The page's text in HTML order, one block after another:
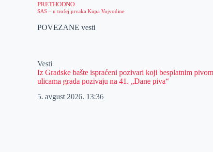
PRETHODNO
SAS – u trofej prvaka Kupa Vojvodine
POVEZANE vesti
Vesti
Iz Gradske bašte ispraćeni pozivari koji besplatnim pivom
ulicama grada pozivaju na 41. „Dane piva“
5. avgust 2026. 13:36